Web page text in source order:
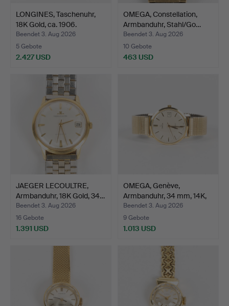
LONGINES, Taschenuhr,
18K Gold, ca. 1906.
Beendet 3. Aug 2026
5 Gebote
2.427 USD
OMEGA, Constellation,
Armbanduhr, Stahl/Go…
Beendet 3. Aug 2026
10 Gebote
463 USD
JAEGER LECOULTRE,
Armbanduhr, 18K Gold, 34…
Beendet 3. Aug 2026
16 Gebote
1.391 USD
OMEGA, Genève,
Armbanduhr, 34 mm, 14K,
197…
Beendet 3. Aug 2026
9 Gebote
1.013 USD